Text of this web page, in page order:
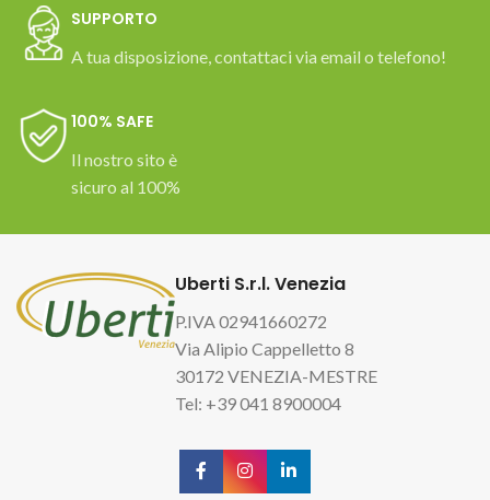
SUPPORTO
A tua disposizione, contattaci via email o telefono!
100% SAFE
Il nostro sito è
sicuro al 100%
Uberti S.r.l. Venezia
P.IVA 02941660272
Via Alipio Cappelletto 8
30172 VENEZIA-MESTRE
Tel: +39 041 8900004